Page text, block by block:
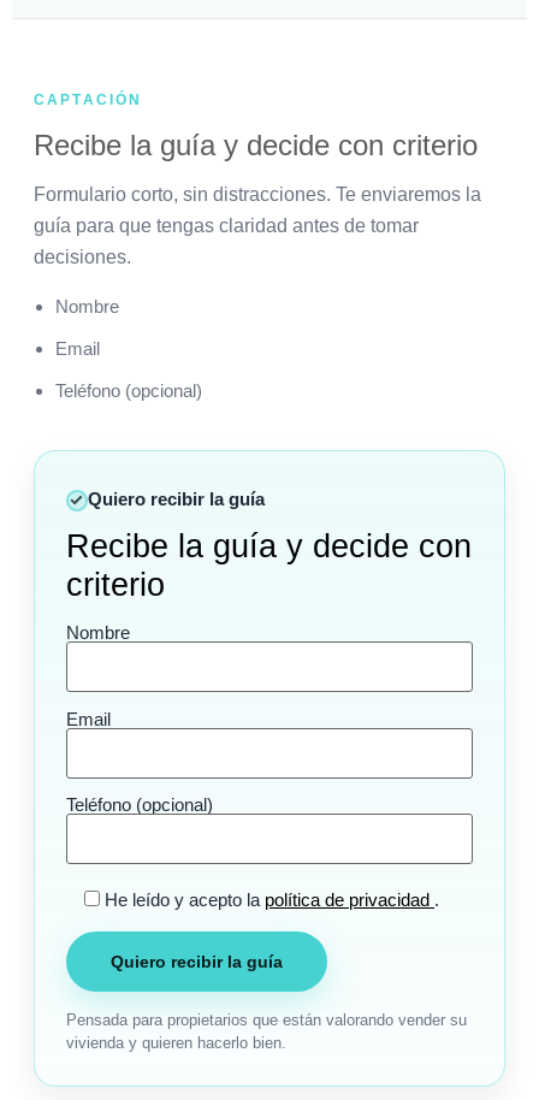
CAPTACIÓN
Recibe la guía y decide con criterio
Formulario corto, sin distracciones. Te enviaremos la
guía para que tengas claridad antes de tomar
decisiones.
Nombre
Email
Teléfono (opcional)
Quiero recibir la guía
Recibe la guía y decide con
criterio
Nombre
Email
Teléfono (opcional)
He leído y acepto la política de privacidad .
Pensada para propietarios que están valorando vender su
vivienda y quieren hacerlo bien.